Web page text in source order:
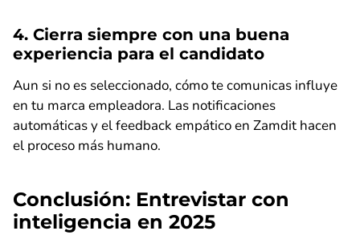
4. Cierra siempre con una buena
experiencia para el candidato
Aun si no es seleccionado, cómo te comunicas influye
en tu marca empleadora. Las notificaciones
automáticas y el feedback empático en Zamdit hacen
el proceso más humano.
Conclusión: Entrevistar con
inteligencia en 2025